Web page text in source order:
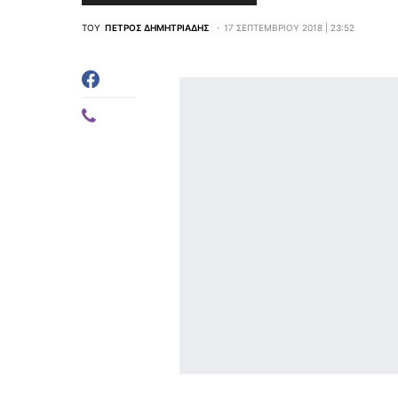
ΤΟΥ ΠΈΤΡΟΣ ΔΗΜΗΤΡΙΆΔΗΣ 17 ΣΕΠΤΕΜΒΡΊΟΥ 2018 | 23:52